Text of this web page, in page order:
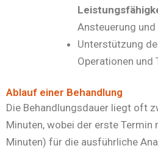
Ansteuerung
Unterstützung
Operationen und
Ablauf einer Behandlung
Die Behandlungsdauer liegt oft
Minuten, wobei der erste
Minuten) für die ausführliche